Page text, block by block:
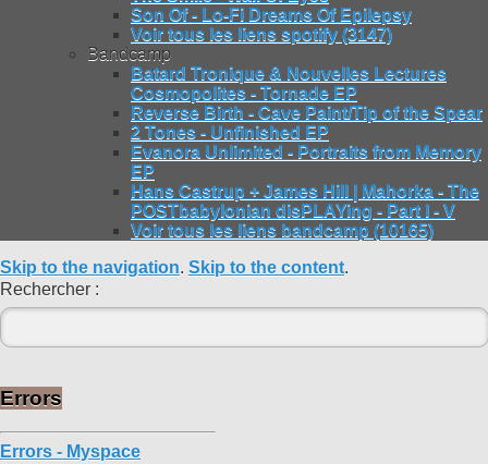
Son Of - Lo-Fi Dreams Of Epilepsy
Voir tous les liens spotify (3147)
Bandcamp
Batard Tronique & Nouvelles Lectures
Cosmopolites - Tornade EP
Reverse Birth - Cave Paint/Tip of the Spear
2 Tones - Unfinished EP
Evanora Unlimited - Portraits from Memory
EP
Hans Castrup + James Hill | Mahorka - The
POSTbabylonian disPLAYing - Part I - V
Voir tous les liens bandcamp (10165)
Skip to the navigation. Skip to the content.
Rechercher :
Errors
Errors - Myspace